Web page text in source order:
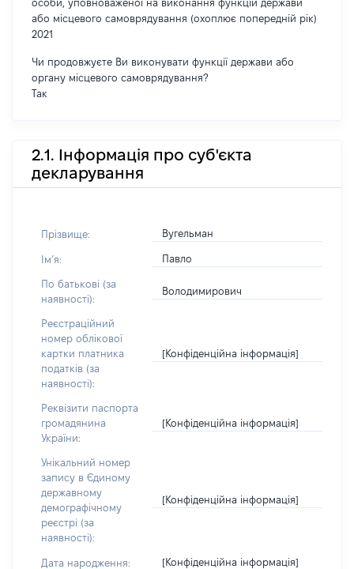
особи, уповноваженої на виконання функцій держави
або місцевого самоврядування (охоплює попередній рік)
2021
Чи продовжуєте Ви виконувати функції держави або
органу місцевого самоврядування?
Так
2.1. Інформація про суб'єкта
декларування
Прізвище: Вугельман
Імʼя: Павло
По батькові (за
наявності):
Володимирович
Реєстраційний
номер облікової
картки платника
податків (за
наявності):
[Конфіденційна інформація]
Реквізити паспорта
громадянина
України:
[Конфіденційна інформація]
Унікальний номер
запису в Єдиному
державному
демографічному
реєстрі (за
наявності):
[Конфіденційна інформація]
Дата народження: [Конфіденційна інформація]